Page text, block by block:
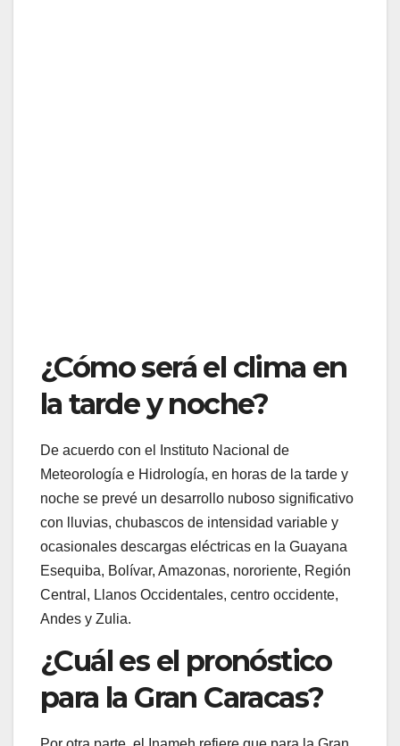
¿Cómo será el clima en
la tarde y noche?
De acuerdo con el Instituto Nacional de
Meteorología e Hidrología, en horas de la tarde y
noche se prevé un desarrollo nuboso significativo
con lluvias, chubascos de intensidad variable y
ocasionales descargas eléctricas en la Guayana
Esequiba, Bolívar, Amazonas, nororiente, Región
Central, Llanos Occidentales, centro occidente,
Andes y Zulia.
¿Cuál es el pronóstico
para la Gran Caracas?